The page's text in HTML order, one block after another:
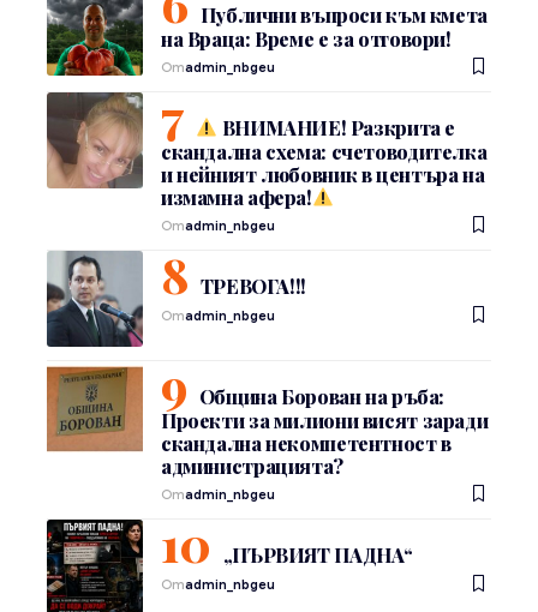
Публични въпроси към кмета
на Враца: Време е за отговори!
Отadmin_nbgeu
ВНИМАНИЕ! Разкрита е
скандална схема: счетоводителка
и нейният любовник в центъра на
измамна афера!
Отadmin_nbgeu
ТРЕВОГА!!!
Отadmin_nbgeu
Община Борован на ръба:
Проекти за милиони висят заради
скандална некомпетентност в
администрацията?
Отadmin_nbgeu
„ПЪРВИЯТ ПАДНА“
Отadmin_nbgeu